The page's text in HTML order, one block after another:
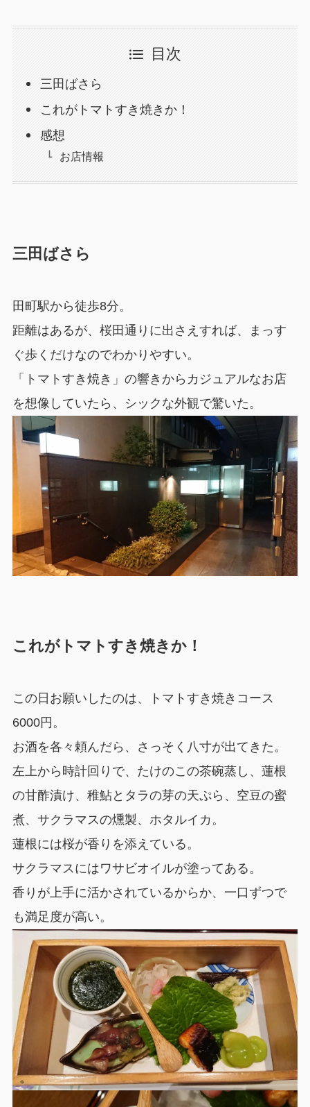
目次
三田ばさら
これがトマトすき焼きか！
感想
お店情報
三田ばさら
田町駅から徒歩8分。
距離はあるが、桜田通りに出さえすれば、まっす
ぐ歩くだけなのでわかりやすい。
「トマトすき焼き」の響きからカジュアルなお店
を想像していたら、シックな外観で驚いた。
これがトマトすき焼きか！
この日お願いしたのは、トマトすき焼きコース
6000円。
お酒を各々頼んだら、さっそく八寸が出てきた。
左上から時計回りで、たけのこの茶碗蒸し、蓮根
の甘酢漬け、稚鮎とタラの芽の天ぷら、空豆の蜜
煮、サクラマスの燻製、ホタルイカ。
蓮根には桜が香りを添えている。
サクラマスにはワサビオイルが塗ってある。
香りが上手に活かされているからか、一口ずつで
も満足度が高い。